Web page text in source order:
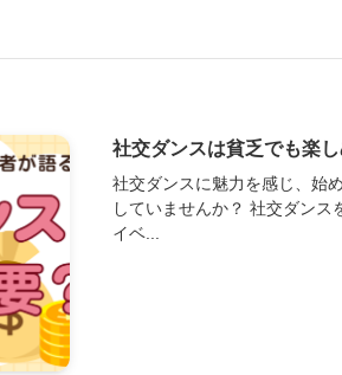
社交ダンスは貧乏でも楽
社交ダンスに魅力を感じ、始
していませんか？ 社交ダン
イベ...